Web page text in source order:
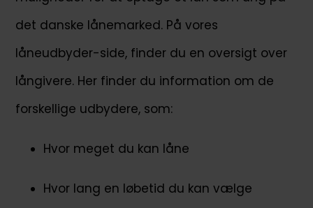
det danske lånemarked. På vores
låneudbyder-side, finder du en oversigt over
långivere. Her finder du information om de
forskellige udbydere, som:
Hvor meget du kan låne
Hvor lang en løbetid du kan vælge